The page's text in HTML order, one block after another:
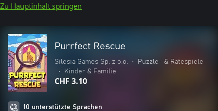
Zu Hauptinhalt springen
Purrfect Rescue
Silesia Games Sp. z o.o. •
Puzzle- & Ratespiele
•
Kinder & Familie
CHF 3.10
10 unterstützte Sprachen